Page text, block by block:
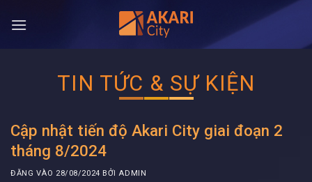
qua
TIN TỨC & SỰ KIỆN
Cập nhật tiến độ Akari City giai đoạn 2
tháng 8/2024
ĐĂNG VÀO 28/08/2024 BỞIADMIN